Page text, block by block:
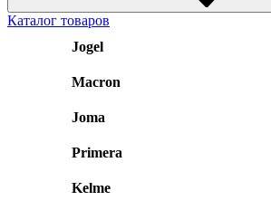
Каталог товаров
Jogel
Macron
Joma
Primera
Kelme